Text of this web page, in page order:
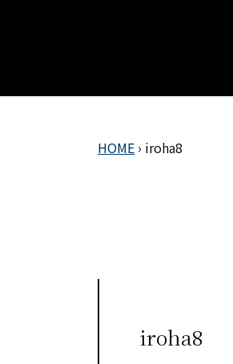
HOME › iroha8
iroha8